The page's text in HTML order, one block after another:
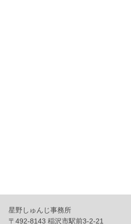
星野しゅんじ事務所
〒492-8143 稲沢市駅前3-2-21